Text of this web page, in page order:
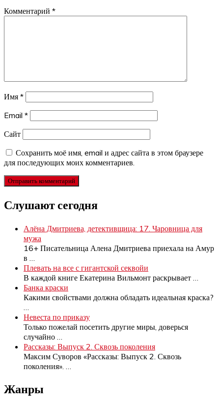
Комментарий *
Имя *
Email *
Сайт
Сохранить моё имя, email и адрес сайта в этом браузере
для последующих моих комментариев.
Слушают сегодня
Алёна Дмитриева, детективщица: 17. Чаровница для
мужа
16+ Писательница Алена Дмитриева приехала на Амур
в
Плевать на все с гигантской секвойи
В каждой книге Екатерина Вильмонт раскрывает
Банка краски
Какими свойствами должна обладать идеальная краска?
Невеста по приказу
Только пожелай посетить другие миры, доверься
случайно
Рассказы: Выпуск 2. Сквозь поколения
Максим Суворов «Рассказы: Выпуск 2. Сквозь
поколения».
Жанры